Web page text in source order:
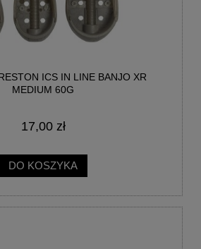
ICS IN LINE BANJO XR
MEDIUM 60G
17,00 zł
DO KOSZYKA